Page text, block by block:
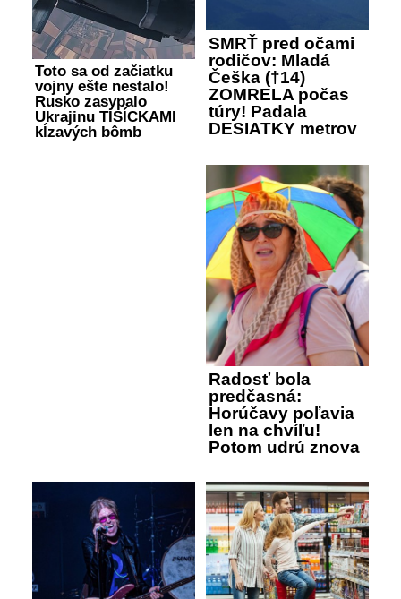
Toto sa od začiatku
vojny ešte nestalo!
Rusko zasypalo
Ukrajinu TISÍCKAMI
kĺzavých bômb
SMRŤ pred očami
rodičov: Mladá
Češka (†14)
ZOMRELA počas
túry! Padala
DESIATKY metrov
Radosť bola
predčasná:
Horúčavy poľavia
len na chvíľu!
Potom udrú znova